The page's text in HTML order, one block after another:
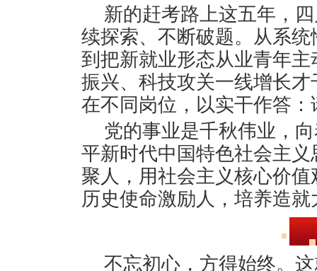
新的赶考路上这五年，
续探索、不断破题。从系
到把新就业形态从业青年
振兴、科技攻关一线增长
在不同岗位，以实干作答
党的事业是千秋伟业，
平新时代中国特色社会主
聚人，用社会主义核心价
历史使命激励人，培养造
不忘初心，方得始终。